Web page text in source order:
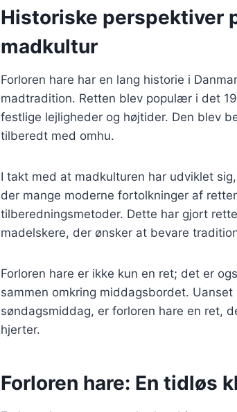
Historiske perspektiver
madkultur
Forloren hare har en lang historie i
madtradition. Retten blev populær i det
festlige lejligheder og højtider. Den blev
tilberedt med omhu.
I takt med at madkulturen har udviklet
der mange moderne fortolkninger af
tilberedningsmetoder. Dette har gjort
madelskere, der ønsker at bevare
Forloren hare er ikke kun en ret; det er
sammen omkring middagsbordet.
søndagsmiddag, er forloren hare en ret,
hjerter.
Forloren hare: En tidløs